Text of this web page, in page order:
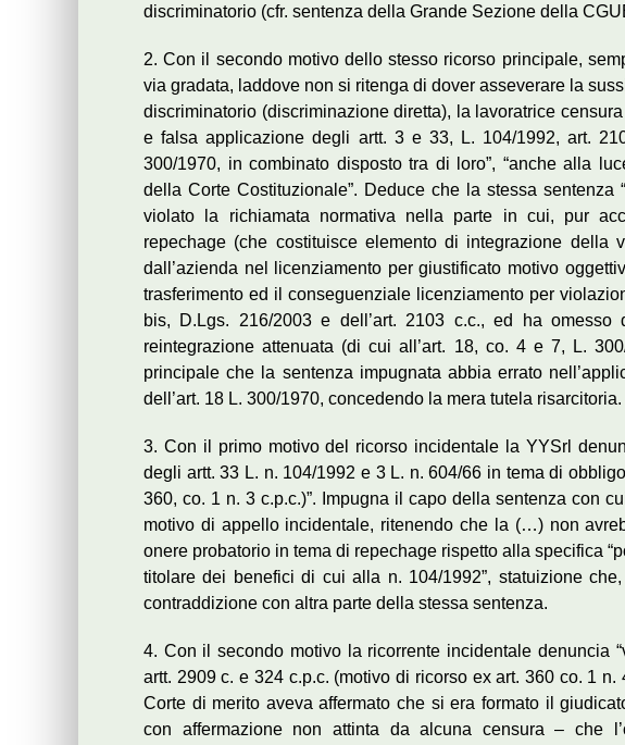
discriminatorio (cfr. sentenza della Grande Sezione della
2. Con il secondo motivo dello stesso ricorso principale,
via gradata, laddove non si ritenga di dover asseverare la
discriminatorio (discriminazione diretta), la lavoratrice
e falsa applicazione degli artt. 3 e 33, L. 104/1992, art.
300/1970, in combinato disposto tra di loro”, “anche alla
della Corte Costituzionale”. Deduce che la stessa
violato la richiamata normativa nella parte in cui, pur
repechage (che costituisce elemento di integrazione della
dall’azienda nel licenziamento per giustificato motivo
trasferimento ed il conseguenziale licenziamento per
bis, D.Lgs. 216/2003 e dell’art. 2103 c.c., ed ha
reintegrazione attenuata (di cui all’art. 18, co. 4 e 7, L.
principale che la sentenza impugnata abbia errato
dell’art. 18 L. 300/1970, concedendo la mera tutela risarcitoria.
3. Con il primo motivo del ricorso incidentale la YYSrl
degli artt. 33 L. n. 104/1992 e 3 L. n. 604/66 in tema di
360, co. 1 n. 3 c.p.c.)”. Impugna il capo della sentenza con
motivo di appello incidentale, ritenendo che la (…) non
onere probatorio in tema di repechage rispetto alla specifica
titolare dei benefici di cui alla n. 104/1992”, statuizione
contraddizione con altra parte della stessa sentenza.
4. Con il secondo motivo la ricorrente incidentale denuncia
artt. 2909 c. e 324 c.p.c. (motivo di ricorso ex art. 360 co. 1 n.
Corte di merito aveva affermato che si era formato il
con affermazione non attinta da alcuna censura – che